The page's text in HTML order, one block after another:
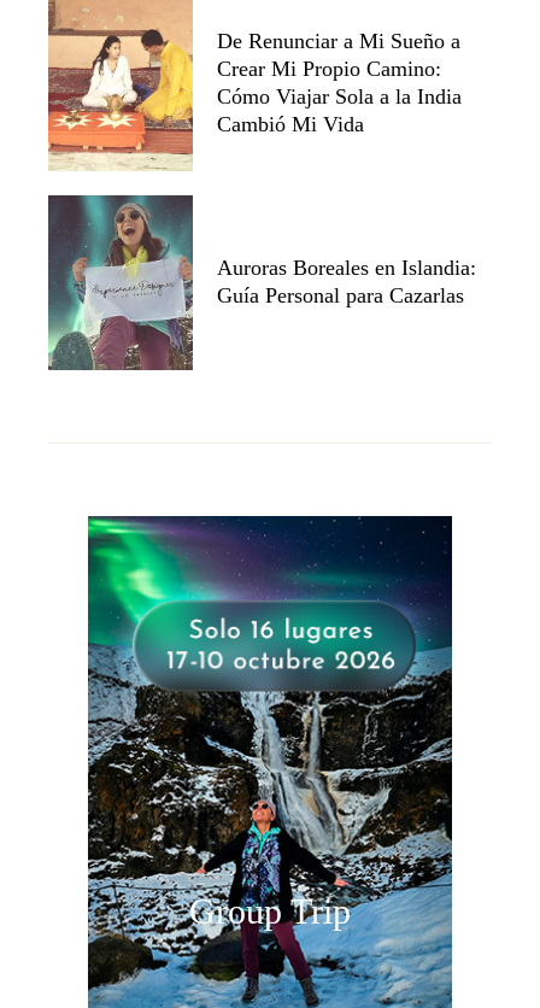
De Renunciar a Mi Sueño a
Crear Mi Propio Camino:
Cómo Viajar Sola a la India
Cambió Mi Vida
Auroras Boreales en Islandia:
Guía Personal para Cazarlas
Group Trip